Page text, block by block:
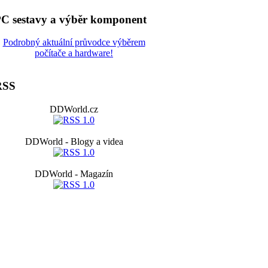
sestavy a výběr komponent
Podrobný aktuální průvodce výběrem
počítače a hardware!
DDWorld.cz
DDWorld - Blogy a videa
DDWorld - Magazín